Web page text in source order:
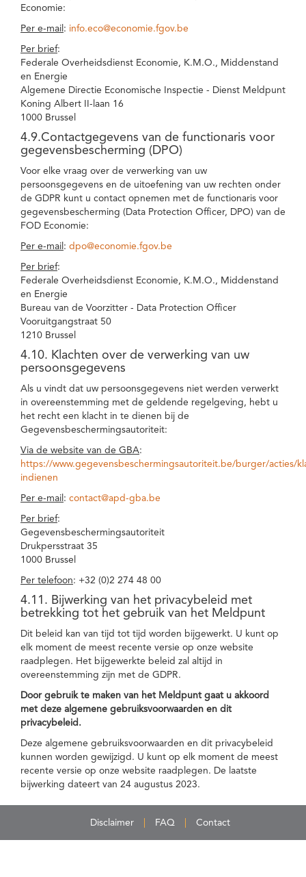
Economie:
Per e-mail : info.eco@economie.fgov.be
Per brief:
Federale Overheidsdienst Economie, K.M.O., Middenstand
en Energie
Algemene Directie Economische Inspectie - Dienst Meldpunt
Koning Albert II-laan 16
1000 Brussel
4.9.Contactgegevens van de functionaris voor
gegevensbescherming (DPO)
Voor elke vraag over de verwerking van uw
persoonsgegevens en de uitoefening van uw rechten onder
de GDPR kunt u contact opnemen met de functionaris voor
gegevensbescherming (Data Protection Officer, DPO) van de
FOD Economie:
Per e-mail : dpo@economie.fgov.be
Per brief:
Federale Overheidsdienst Economie, K.M.O., Middenstand
en Energie
Bureau van de Voorzitter - Data Protection Officer
Vooruitgangstraat 50
1210 Brussel
4.10. Klachten over de verwerking van uw
persoonsgegevens
Als u vindt dat uw persoonsgegevens niet werden verwerkt
in overeenstemming met de geldende regelgeving, hebt u
het recht een klacht in te dienen bij de
Gegevensbeschermingsautoriteit:
Via de website van de GBA:
https://www.gegevensbeschermingsautoriteit.be/burger/acties/
indienen
Per e-mail : contact@apd-gba.be
Per brief:
Gegevensbeschermingsautoriteit
Drukpersstraat 35
1000 Brussel
Per telefoon: +32 (0)2 274 48 00
4.11. Bijwerking van het privacybeleid met
betrekking tot het gebruik van het Meldpunt
Dit beleid kan van tijd tot tijd worden bijgewerkt. U kunt op
elk moment de meest recente versie op onze website
raadplegen. Het bijgewerkte beleid zal altijd in
overeenstemming zijn met de GDPR.
Door gebruik te maken van het Meldpunt gaat u akkoord
met deze algemene gebruiksvoorwaarden en dit
privacybeleid.
Deze algemene gebruiksvoorwaarden en dit privacybeleid
kunnen worden gewijzigd. U kunt op elk moment de meest
recente versie op onze website raadplegen. De laatste
bijwerking dateert van 24 augustus 2023.
Disclaimer FAQ Contact